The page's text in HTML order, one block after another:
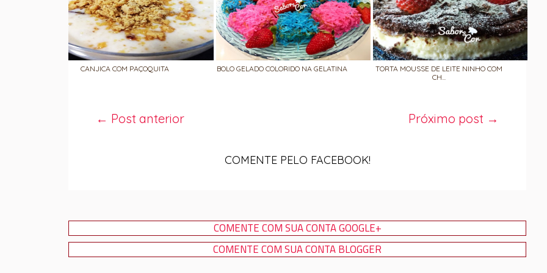
CANJICA COM PAÇOQUITA BOLO GELADO COLORIDO NA GELATINA
TORTA MOUSSE DE LEITE NINHO COM
CH...
Próximo post →
← Post anterior
COMENTE PELO FACEBOOK!
COMENTE COM SUA CONTA GOOGLE+
COMENTE COM SUA CONTA BLOGGER